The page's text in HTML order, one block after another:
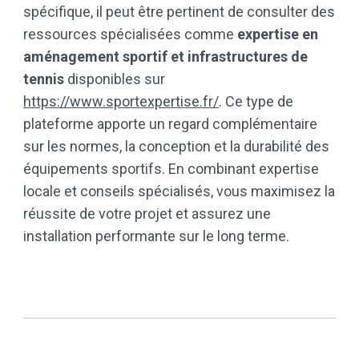
spécifique, il peut être pertinent de consulter des
ressources spécialisées comme expertise en
aménagement sportif et infrastructures de
tennis disponibles sur
https://www.sportexpertise.fr/. Ce type de
plateforme apporte un regard complémentaire
sur les normes, la conception et la durabilité des
équipements sportifs. En combinant expertise
locale et conseils spécialisés, vous maximisez la
réussite de votre projet et assurez une
installation performante sur le long terme.